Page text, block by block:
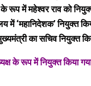
रूप में महेश्वर राव को
में ‘महानिदेशक’ नियुक्त
का सचिव नियुक्त
के रूप में नियुक्त किया